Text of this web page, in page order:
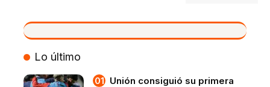
VIVO
Lo último
Unión consiguió su primera